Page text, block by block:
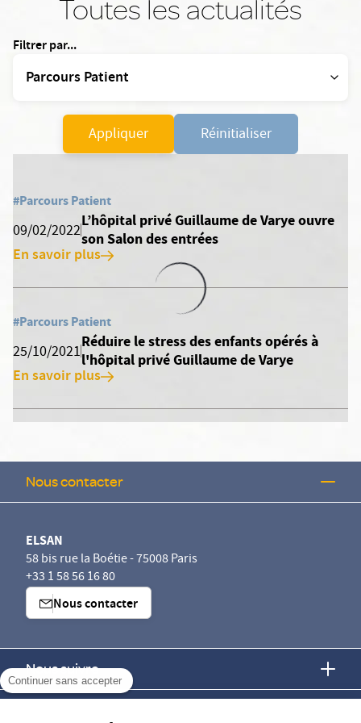
Continuer sans accepter
Toutes les actualités
Filtrer par...
Appliquer Réinitialiser
#Parcours Patient
09/02/2022
L’hôpital privé Guillaume de Varye ouvre
son Salon des entrées
En savoir plus
#Parcours Patient
25/10/2021
Réduire le stress des enfants opérés à
l'hôpital privé Guillaume de Varye
En savoir plus
Nous contacter
ELSAN
58 bis rue la Boétie - 75008 Paris
+33 1 58 56 16 80
Nous contacter
Nous suivre